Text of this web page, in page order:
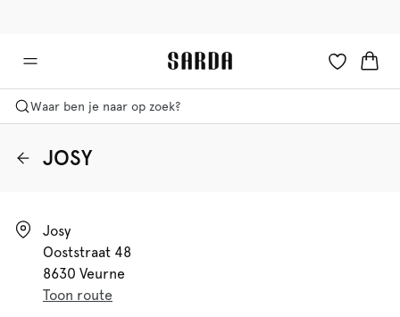
Waar ben je naar op zoek?
JOSY
Josy
Ooststraat 48
8630 Veurne
Toon route